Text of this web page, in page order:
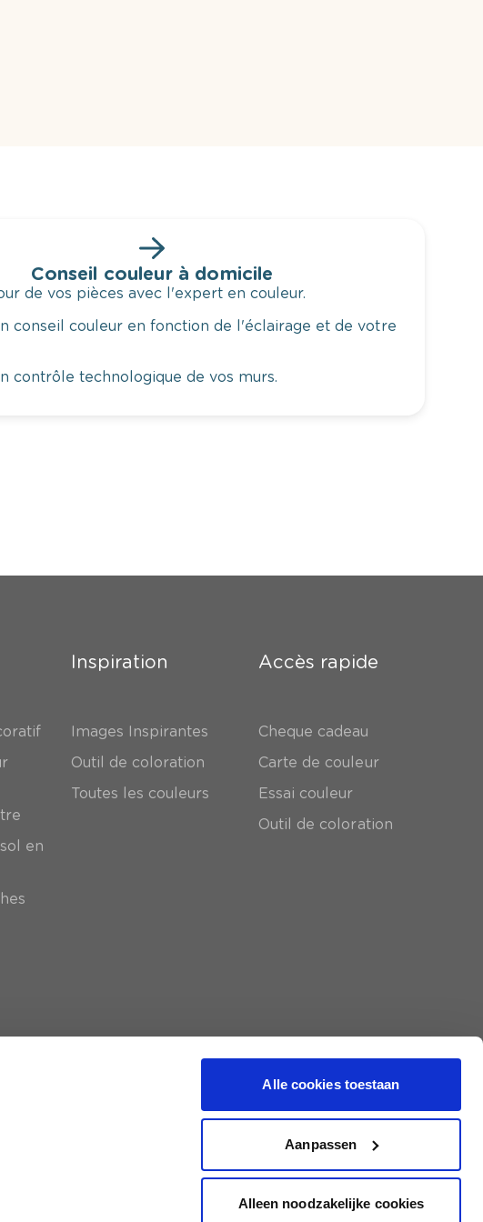
Alle cookies toestaan
Aanpassen
Alleen noodzakelijke cookies
Conseil couleur à domicile
de vos pièces avec l'expert en couleur.
conseil couleur en fonction de l'éclairage et de votre
contrôle technologique de vos murs.
en
Inspiration
Images Inspirantes
Outil de coloration
Toutes les couleurs
Accès rapide
Cheque cadeau
Carte de couleur
Essai couleur
Outil de coloration